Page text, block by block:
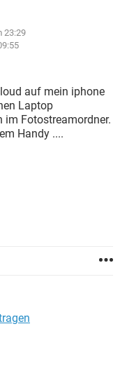
23:29
auf mein iphone
Laptop
im Fotostreamordner.
Handy ....